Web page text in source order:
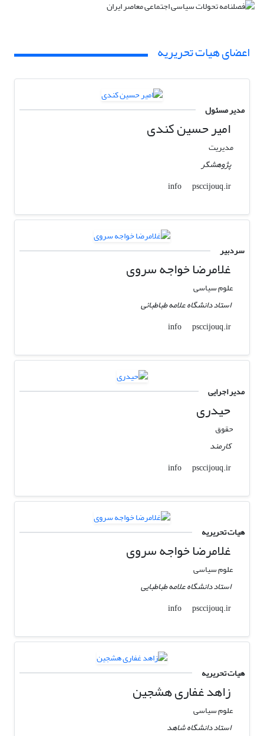
اعضای هیات تحریریه
مدیر مسئول
امیر حسین کندی
مدیریت
پژوهشگر
info
psccijouq.ir
سردبیر
غلامرضا خواجه سروی
علوم سیاسی
استاد دانشگاه علامه طباطبائی
info
psccijouq.ir
مدیر اجرایی
حیدری
حقوق
کارمند
info
psccijouq.ir
هیات تحریریه
غلامرضا خواجه سروی
علوم سیاسی
استاد دانشگاه علامه طباطبایی
info
psccijouq.ir
هیات تحریریه
زاهد غفاری هشجین
علوم سیاسی
استاد دانشگاه شاهد